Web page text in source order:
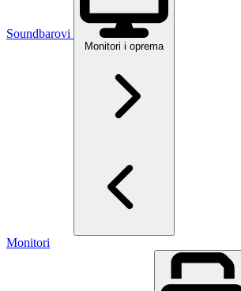
Soundbarovi
Monitori i oprema
Monitori